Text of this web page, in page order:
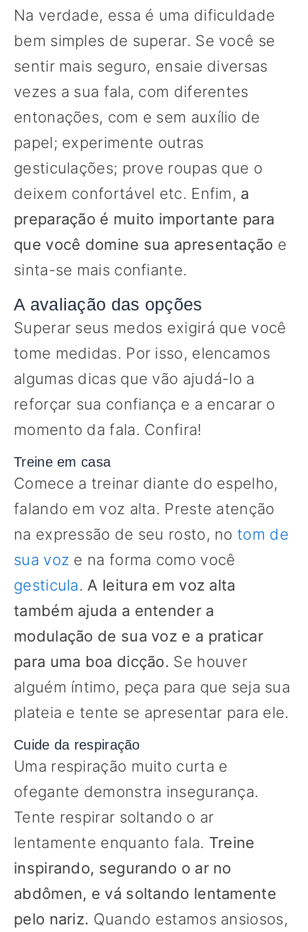
Na verdade, essa é uma dificuldade
bem simples de superar. Se você se
sentir mais seguro, ensaie diversas
vezes a sua fala, com diferentes
entonações, com e sem auxílio de
papel; experimente outras
gesticulações; prove roupas que o
deixem confortável etc. Enfim, a
preparação é muito importante para
que você domine sua apresentação e
sinta-se mais confiante.
A avaliação das opções
Superar seus medos exigirá que você
tome medidas. Por isso, elencamos
algumas dicas que vão ajudá-lo a
reforçar sua confiança e a encarar o
momento da fala. Confira!
Treine em casa
Comece a treinar diante do espelho,
falando em voz alta. Preste atenção
na expressão de seu rosto, no tom de
sua voz e na forma como você
gesticula.A leitura em voz alta
também ajuda a entender a
modulação de sua voz e a praticar
para uma boa dicção. Se houver
alguém íntimo, peça para que seja sua
plateia e tente se apresentar para ele.
Cuide da respiração
Uma respiração muito curta e
ofegante demonstra insegurança.
Tente respirar soltando o ar
lentamente enquanto fala. Treine
inspirando, segurando o ar no
abdômen, e vá soltando lentamente
pelo nariz. Quando estamos ansiosos,